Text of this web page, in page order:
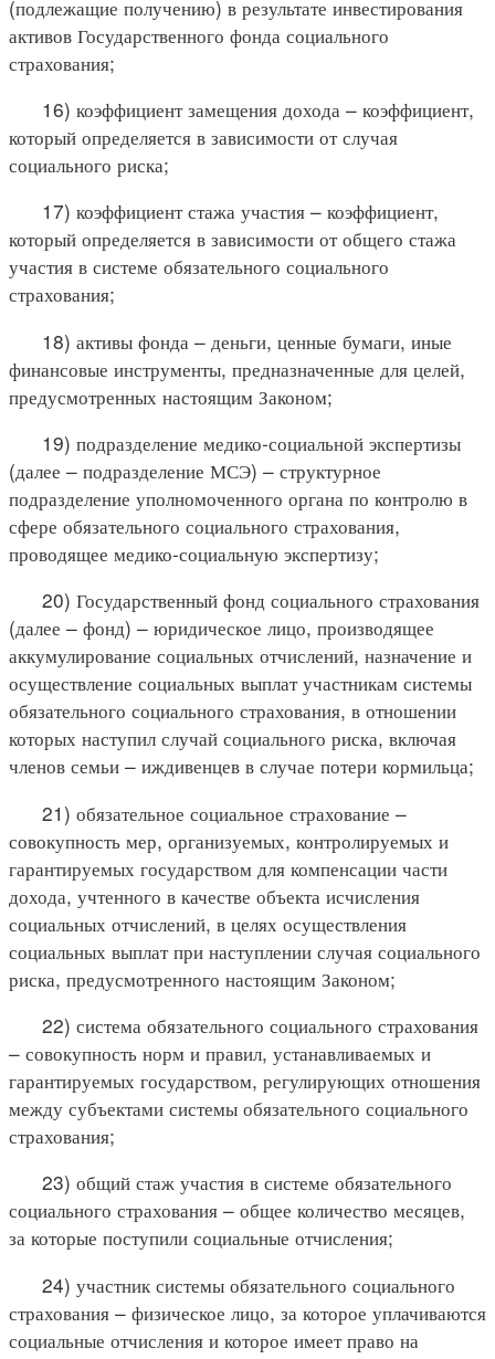
(подлежащие получению) в результате инвестирования
активов Государственного фонда социального
страхования;
16) коэффициент замещения дохода – коэффициент,
который определяется в зависимости от случая
социального риска;
17) коэффициент стажа участия – коэффициент,
который определяется в зависимости от общего стажа
участия в системе обязательного социального
страхования;
18) активы фонда – деньги, ценные бумаги, иные
финансовые инструменты, предназначенные для целей,
предусмотренных настоящим Законом;
19) подразделение медико-социальной экспертизы
(далее – подразделение МСЭ) – структурное
подразделение уполномоченного органа по контролю в
сфере обязательного социального страхования,
проводящее медико-социальную экспертизу;
20) Государственный фонд социального страхования
(далее – фонд) – юридическое лицо, производящее
аккумулирование социальных отчислений, назначение и
осуществление социальных выплат участникам системы
обязательного социального страхования, в отношении
которых наступил случай социального риска, включая
членов семьи – иждивенцев в случае потери кормильца;
21) обязательное социальное страхование –
совокупность мер, организуемых, контролируемых и
гарантируемых государством для компенсации части
дохода, учтенного в качестве объекта исчисления
социальных отчислений, в целях осуществления
социальных выплат при наступлении случая социального
риска, предусмотренного настоящим Законом;
22) система обязательного социального страхования
– совокупность норм и правил, устанавливаемых и
гарантируемых государством, регулирующих отношения
между субъектами системы обязательного социального
страхования;
23) общий стаж участия в системе обязательного
социального страхования – общее количество месяцев,
за которые поступили социальные отчисления;
24) участник системы обязательного социального
страхования – физическое лицо, за которое уплачиваются
социальные отчисления и которое имеет право на